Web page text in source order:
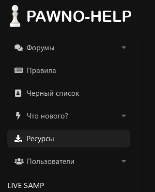
Форумы
Правила
Черный список
Что нового?
Ресурсы
Пользователи
LIVE SAMP